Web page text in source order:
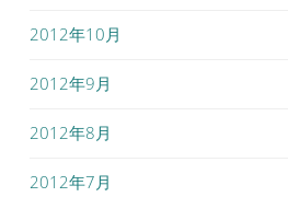
2012年10月
2012年9月
2012年8月
2012年7月